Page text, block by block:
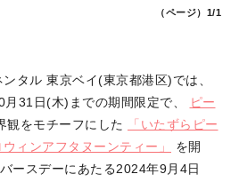
（ページ）1/1
タル 東京ベイ(東京都港区)では、
31日(木)までの期間限定で、
ピー
観をモチーフにした
「いたずらピー
ィンアフタヌーンティー」
を開
ースデーにあたる2024年9月4日